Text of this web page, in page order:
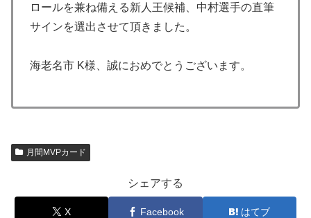
ロールを兼ね備える新人王候補、中村選手の直筆
サインを選出させて頂きました。
海老名市 K様、誠におめでとうございます。
月間MVPカード
シェアする
X Facebook はてブ